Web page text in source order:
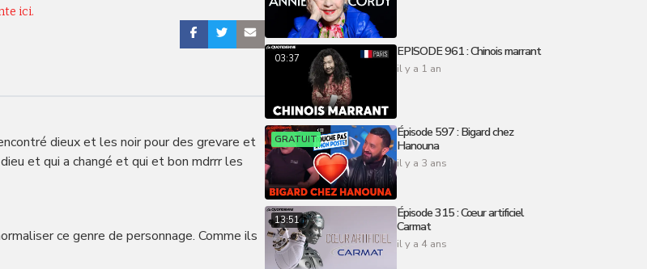
ici.
dieux et les noir pour des grevare et
et qui a changé et qui et bon mdrrr les
ce genre de personnage. Comme ils
03:37 EPISODE 961 : Chinois marrant
il y a 1 an
GRATUIT
Épisode 597 : Bigard chez
Hanouna
il y a 3 ans
13:51
Épisode 315 : Cœur artificiel
Carmat
il y a 4 ans